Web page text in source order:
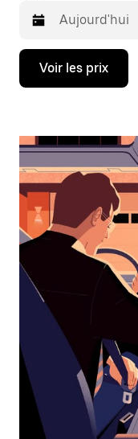
Appuyez
la
bas
ouvrir
le
calendrier
sélectionner
une
date.
Appuyez
sur
touche
pour
fermer
le
calendrier.
Voir les prix